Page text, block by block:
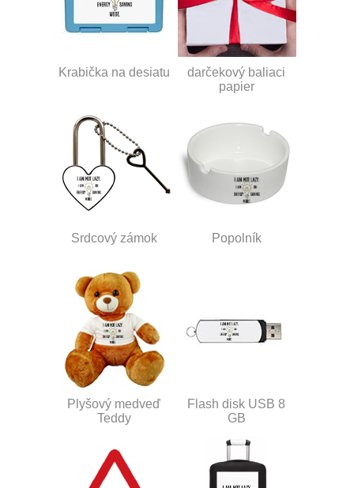
Krabička na desiatu
darčekový baliaci
papier
Srdcový zámok Popolník
Plyšový medveď
Teddy
Flash disk USB 8
GB